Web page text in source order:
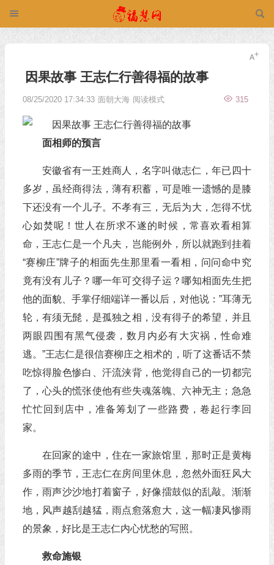
因果故事 王志仁行善得福的故事
08/25/2020 17:34:33 面朝大海 315
阅读模式
面相师的预言
安徽省有一王姓商人，名字叫做志仁，年已四十
多岁，虽经商得法，薄有积蓄，可是唯一遗憾的是膝
下还没有一个儿子。不孝有三，无后为大，怎得不忧
心如焚呢！世人在所求不遂的时候，常喜欢看相算
命，王志仁是一个凡夫，岂能例外，所以就跑到挂着
“赛柳庄”牌子的相面先生那里看一看相，问问命中究
竟有没有儿子？哪一年可交得子运？哪知相面先生把
他的面貌、手掌仔细端详一番以后，对他说：”耳薄无
轮，有须无髭，是孤独之相，没有得子的希望，并且
两眼四围有黑气侵袭，数月内必有大灾祸，性命难
逃。”王志仁是很信赛柳庄之相术的，听了这番话不禁
吃惊得脸色惨白、汗流浃背，他觉得自己的一切都完
了，心头的慌张使他有些失魂落魄、六神无主；急急
忙忙回到店中，准备筹划了一些路费，卷起行李回
家。
在回家的途中，住在一家旅馆里，那时正是黄梅
多雨的季节，王志仁在房间里休息，忽然外面狂风大
作，雨声沙沙地打着窗子，好像擂鼓似的乱敲。渐渐
地，风声越刮越猛，雨点愈落愈大，这一幅凄风惨雨
的景象，好比是王志仁内心忧愁的写照。
救命施银